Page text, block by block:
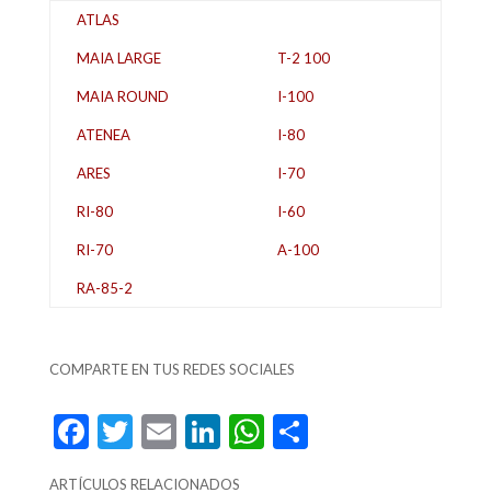
ATLAS
MAIA LARGE
MAIA ROUND
ATENEA
ARES
RI-80
RI-70
RA-85-2
T-2 100
I-100
I-80
I-70
I-60
A-100
COMPARTE EN TUS REDES SOCIALES
F T E Li WC
ARTÍCULOS RELACIONADOS